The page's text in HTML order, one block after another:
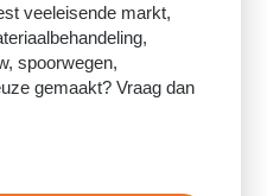
veeleisende markt,
spoorwegen,
gemaakt? Vraag dan